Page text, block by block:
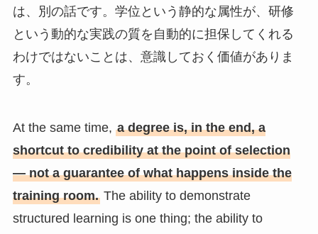
は、別の話です。学位という静的な属性が、研修
という動的な実践の質を自動的に担保してくれる
わけではないことは、意識しておく価値がありま
す。
At the same time, a degree is, in the end, a
shortcut to credibility at the point of selection
— not a guarantee of what happens inside the
training room.The ability to demonstrate
structured learning is one thing; the ability to